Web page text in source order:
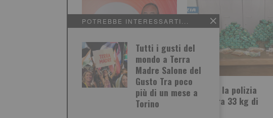
POTREBBE INTERESSARTI...
Tutti i gusti del
mondo a Terra
Madre Salone del
Gusto Tra poco
più di un mese a
Torino
Iren Ambiente acquista
il 66% di ETAmbiente
Spaccio: la polizia
sequestra 33 kg di